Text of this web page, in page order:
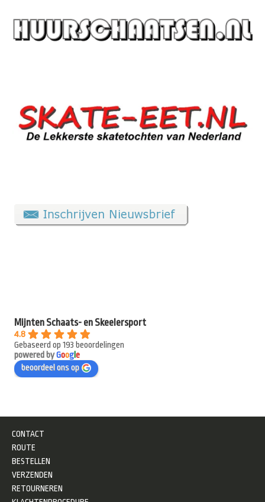
Mijnten Schaats- en Skeelersport
4.8
Gebaseerd op 193 beoordelingen
powered byGooge
beoordeel ons op
CONTACT
ROUTE
BESTELLEN
VERZENDEN
RETOURNEREN